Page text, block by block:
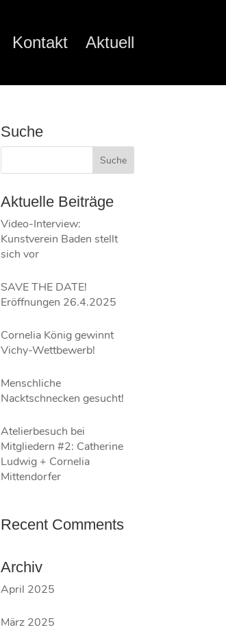
Kontakt Aktuell
Suche
Aktuelle Beiträge
Video-Interview:
Kunstverein Baden stellt
sich vor
SAVE THE DATE!
Eröffnungen 26.4.2025
Cornelia König gewinnt
Vichy-Wettbewerb!
Menschliche
Nacktschnecken gesucht!
Atelierbesuch bei
Mitgliedern #2: Catherine
Ludwig + Cornelia
Mittendorfer
Recent Comments
Archiv
April 2025
März 2025